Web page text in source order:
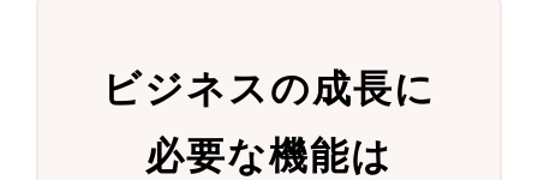
ビジネスの成長に
必要な機能は